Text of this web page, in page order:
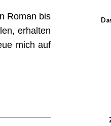
Roman bis
erhalten
mich auf